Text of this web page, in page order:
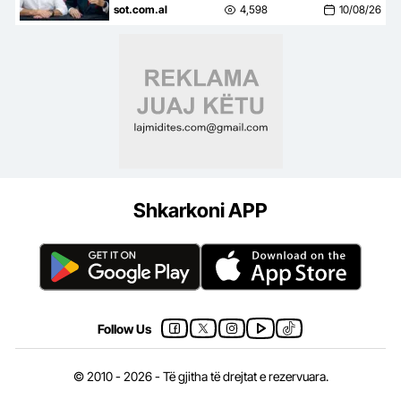
Kryemadhit e Mediut, avokat
sot.com.al 4,598 10/08/26
Shkarkoni APP
Follow Us
© 2010 - 2026 - Të gjitha të drejtat e rezervuara.